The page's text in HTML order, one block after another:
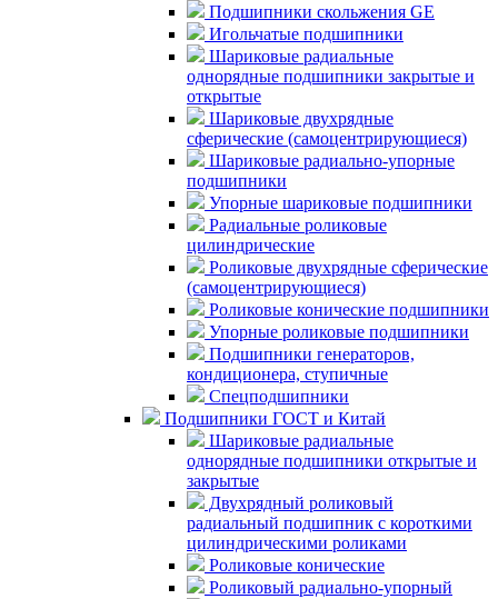
Подшипники скольжения GE
Игольчатые подшипники
Шариковые радиальные
однорядные подшипники закрытые и
открытые
Шариковые двухрядные
сферические (самоцентрирующиеся)
Шариковые радиально-упорные
подшипники
Упорные шариковые подшипники
Радиальные роликовые
цилиндрические
Роликовые двухрядные сферические
(самоцентрирующиеся)
Роликовые конические подшипники
Упорные роликовые подшипники
Подшипники генераторов,
кондиционера, ступичные
Спецподшипники
Подшипники ГОСТ и Китай
Шариковые радиальные
однорядные подшипники открытые и
закрытые
Двухрядный роликовый
радиальный подшипник с короткими
цилиндрическими роликами
Роликовые конические
Роликовый радиально-упорный